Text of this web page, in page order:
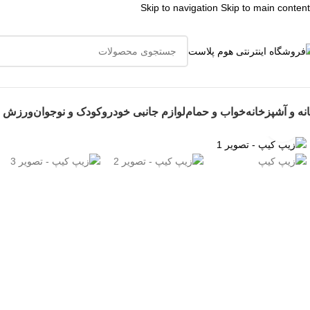
Skip to navigation Skip to main content
و آشپزخانهخواب و حماملوازم جانبی خودروکودک و نوجوانورزش